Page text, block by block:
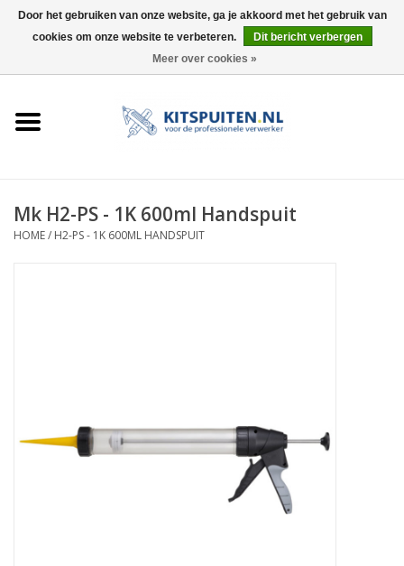
0 Artikelen - €0,00
ELEKTRISCH
CONTACT
Mk H2-PS - 1K 600ml Handspuit
HOME/ H2-PS - 1K 600ML HANDSPUIT
Door het gebruiken van onze website, ga je akkoord met het gebruik van
cookies om onze website te verbeteren.
Dit bericht verbergen
Meer over cookies »